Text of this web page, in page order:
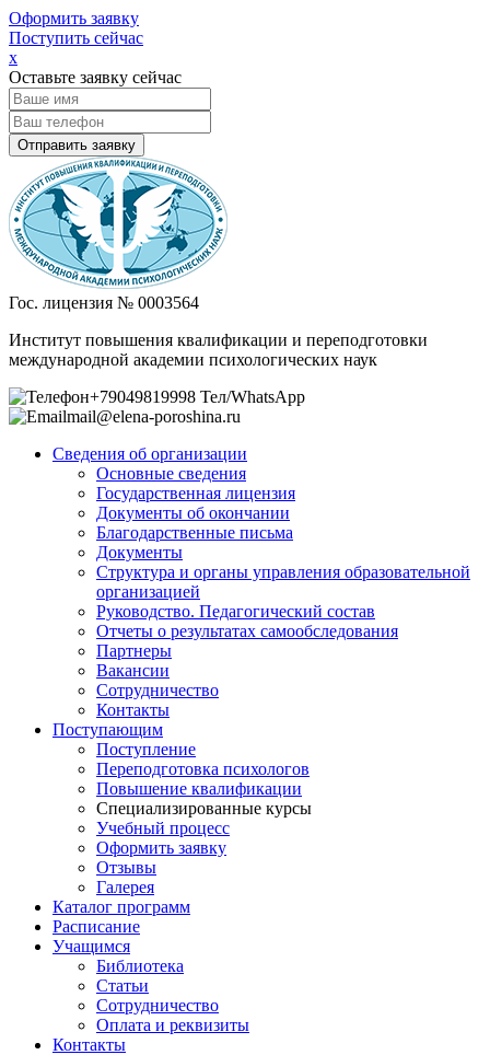
Оформить заявку
Поступить сейчас
х
Оставьте заявку сейчас
Гос. лицензия № 0003564
Институт повышения квалификации и переподготовки
международной академии психологических наук
+79049819998 Тел/WhatsApp
mail@elena-poroshina.ru
Сведения об организации
Основные сведения
Государственная лицензия
Документы об окончании
Благодарственные письма
Документы
Структура и органы управления образовательной
организацией
Руководство. Педагогический состав
Отчеты о результатах самообследования
Партнеры
Вакансии
Сотрудничество
Контакты
Поступающим
Поступление
Переподготовка психологов
Повышение квалификации
Специализированные курсы
Учебный процесс
Оформить заявку
Отзывы
Галерея
Каталог программ
Расписание
Учащимся
Библиотека
Статьи
Сотрудничество
Оплата и реквизиты
Контакты